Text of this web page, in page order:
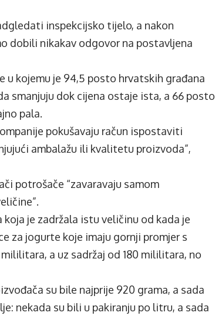
inspekcijsko tijelo, a nakon
dobili nikakav odgovor na postavljena
u kojemu je 94,5 posto hrvatskih građana
smanjuju dok cijena ostaje ista, a 66 posto
pala.
pokušavaju račun ispostaviti
ambalažu ili kvalitetu proizvoda”,
potrošače “zavaravaju samom
je zadržala istu veličinu od kada je
za jogurte koje imaju gornji promjer s
a uz sadržaj od 180 mililitara, no
su bile najprije 920 grama, a sada
nekada su bili u pakiranju po litru, a sada